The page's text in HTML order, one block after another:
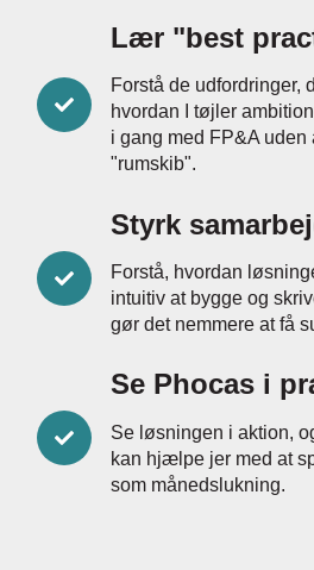
Lær "best
Forstå de udfordringer,
hvordan I tøjler
i gang med FP&A
"rumskib".
Styrk
Forstå, hvordan
intuitiv at bygge og
gør det nemmere at få
Se Phocas i
Se løsningen i aktion,
kan hjælpe jer med at
som månedslukning.